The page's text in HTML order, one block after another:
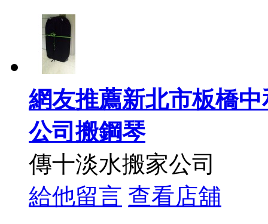
網友推薦新北市板橋
公司搬鋼琴
傳十淡水搬家公司
給他留言 查看店舖